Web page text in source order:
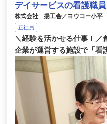
デイサービスの看護職員
株式会社 揚工舎／ヨウコー小平
正社員
＼経験を活かせる仕事！／
企業が運営する施設で「看